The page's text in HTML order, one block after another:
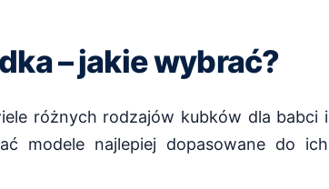
– jakie wybrać?
różnych rodzajów kubków dla babci i
modele najlepiej dopasowane do ich